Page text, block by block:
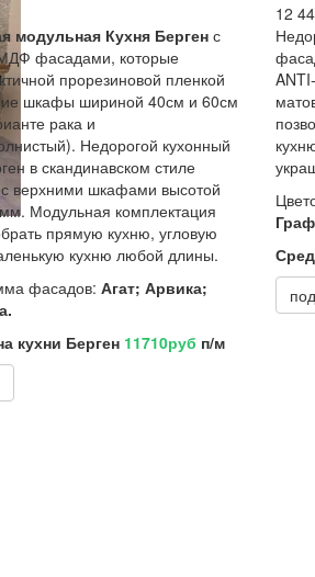
модульная Кухня Берген с
фасадами, которые
прорезиновой пленкой
шкафы шириной 40см и 60см
рака и
Недорогой кухонный
в скандинавском стиле
с верхними шкафами высотой
Модульная комплектация
прямую кухню, угловую
кухню любой длины.
фасадов: Агат; Арвика;
кухни Берген 11710руб п/м
12